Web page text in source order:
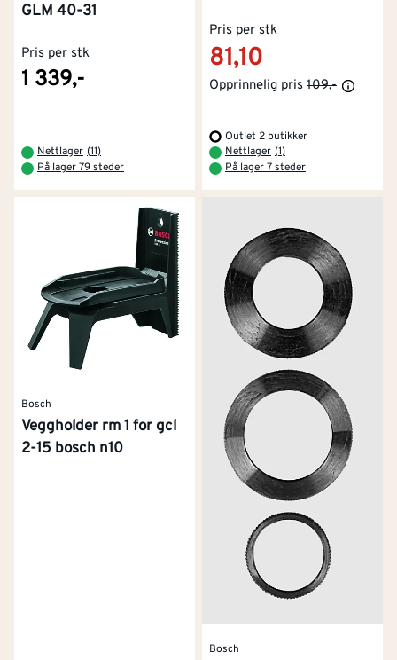
GLM 40-31
Pris per stk
1 339,-
Nettlager (11)
På lager 79 steder
Pris per stk
81,10
Opprinnelig pris 109,-
Outlet 2 butikker
Nettlager (1)
På lager 7 steder
Bosch
Veggholder rm 1 for gcl
2-15 bosch n10
Bosch